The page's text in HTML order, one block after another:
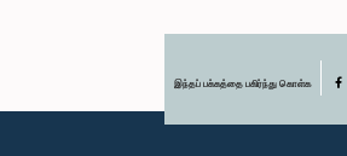
இந்தப் பக்கத்தை பகிர்ந்து கொள்க